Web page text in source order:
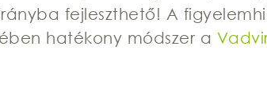
fejleszthető! A
hatékony módszer a